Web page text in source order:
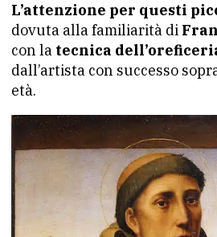
L’attenzione per questi
dovuta alla familiarità di
con la tecnica
dall’artista con successo
età.